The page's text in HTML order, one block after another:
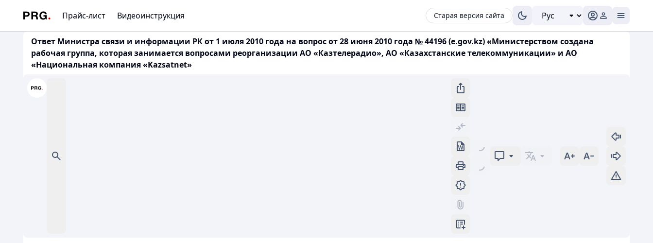
Прайс-лист Видеоинструкция Старая версия сайта
Ответ Министра связи и информации РК от 1 июля 2010 года на вопрос от 28 июня 2010 года № 44196 (e.gov.kz) «Министерством создана
рабочая группа, которая занимается вопросами реорганизации АО «Казтелерадио», АО «Казахстанские телекоммуникации» и АО
«Национальная компания «Kazsatnet»